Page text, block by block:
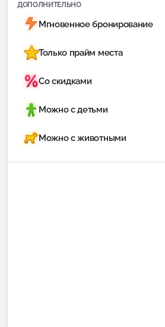
ДОПОЛНИТЕЛЬНО
Мгновенное бронирование
Только прайм места
Со скидками
Можно с детьми
Можно с животными